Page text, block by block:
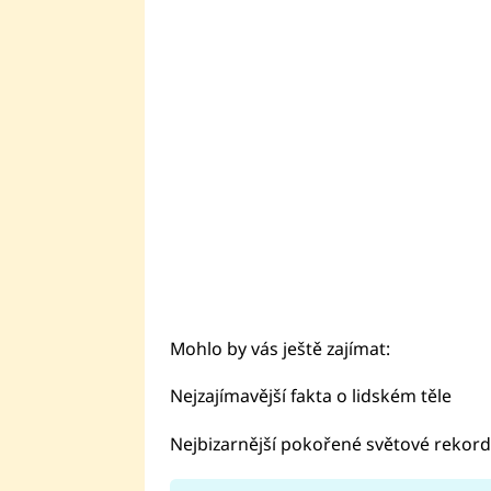
Mohlo by vás ještě zajímat:
Nejzajímavější fakta o lidském těle
Nejbizarnější pokořené světové